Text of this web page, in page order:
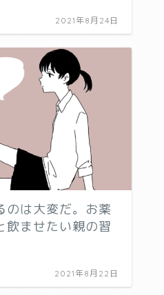
2021年8月24日
のは大変だ。お薬
飲ませたい親の習
2021年8月22日